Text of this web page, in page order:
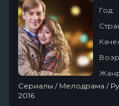
Год:
Сериалы / Мелодрама /
2016